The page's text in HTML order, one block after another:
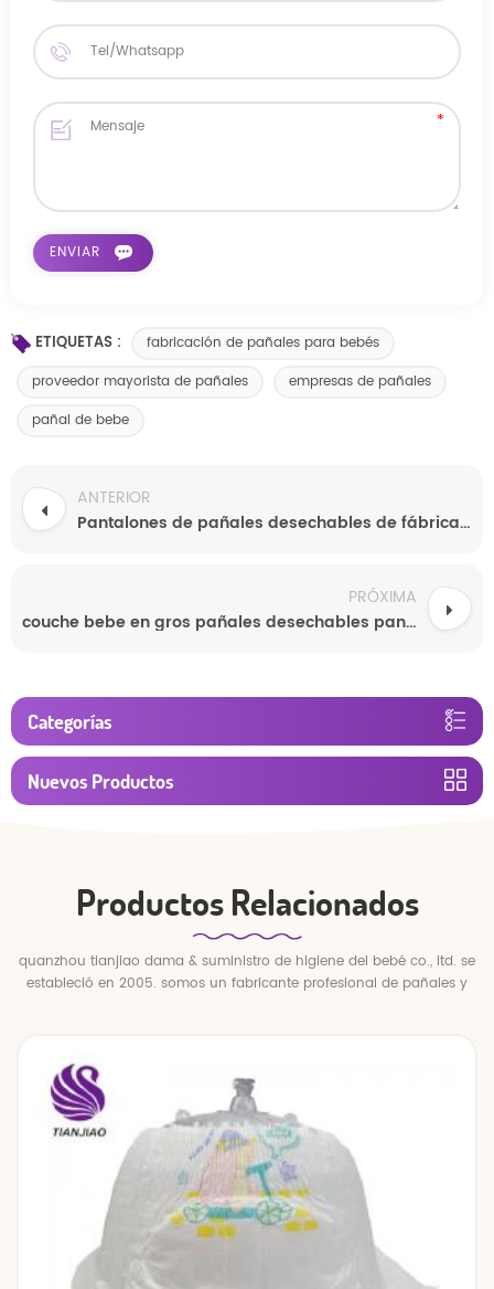
ETIQUETAS :
fabricación de pañales para bebés
proveedor mayorista de pañales
empresas de pañales
pañal de bebe
ANTERIOR
Pantalones de pañales desechables de fábrica personalizados
PRÓXIMA
couche bebe en gros pañales desechables pantalones de pañales
Categorías
Nuevos Productos
Productos Relacionados
quanzhou tianjiao dama & suministro de higiene del bebé co., ltd. se
estableció en 2005. somos un fabricante profesional de pañales y